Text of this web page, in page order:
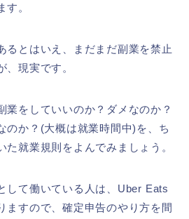
す。
るとはいえ、まだまだ副業を禁止
、現実です。
業をしていいのか？ダメなのか？
のか？(大概は就業時間中)を、ち
た就業規則をよんでみましょう。
して働いている人は、Uber Eats
ますので、確定申告のやり方を間